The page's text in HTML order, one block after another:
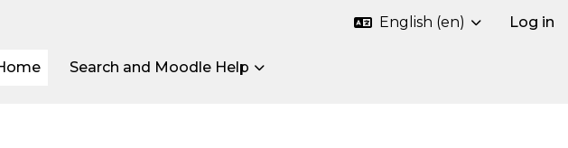
English ‎(en)‎ Log in
Search and Moodle Help